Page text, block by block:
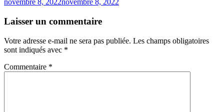
novembre 8, 2022novembre 8, 2022
Laisser un commentaire
Votre adresse e-mail ne sera pas publiée. Les champs obligatoires
sont indiqués avec *
Commentaire *